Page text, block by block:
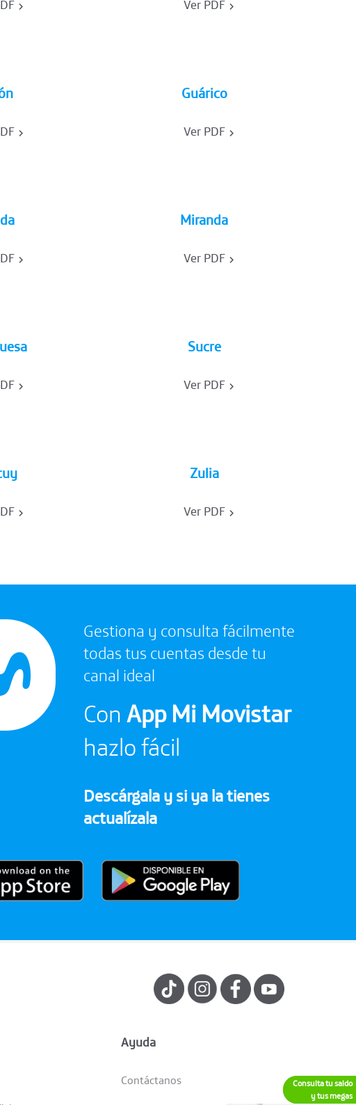
Ver PDF
Guárico
Ver PDF
Miranda
Ver PDF
Sucre
Ver PDF
Zulia
Ver PDF
Gestiona y consulta fácilmente
todas tus cuentas desde tu
canal ideal
Con App Mi Movistar
hazlo fácil
Descárgala y si ya la tienes
actualízala
Ayuda
Contáctanos
Consulta tu saldo
y tus megas